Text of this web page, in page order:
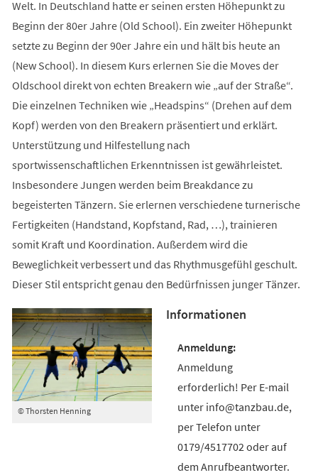
Welt. In Deutschland hatte er seinen ersten Höhepunkt zu
Beginn der 80er Jahre (Old School). Ein zweiter Höhepunkt
setzte zu Beginn der 90er Jahre ein und hält bis heute an
(New School). In diesem Kurs erlernen Sie die Moves der
Oldschool direkt von echten Breakern wie „auf der Straße“.
Die einzelnen Techniken wie „Headspins“ (Drehen auf dem
Kopf) werden von den Breakern präsentiert und erklärt.
Unterstützung und Hilfestellung nach
sportwissenschaftlichen Erkenntnissen ist gewährleistet.
Insbesondere Jungen werden beim Breakdance zu
begeisterten Tänzern. Sie erlernen verschiedene turnerische
Fertigkeiten (Handstand, Kopfstand, Rad, …), trainieren
somit Kraft und Koordination. Außerdem wird die
Beweglichkeit verbessert und das Rhythmusgefühl geschult.
Dieser Stil entspricht genau den Bedürfnissen junger Tänzer.
© Thorsten Henning
Informationen
Anmeldung
erforderlich! Per E-mail
unter info@tanzbau.de,
per Telefon unter
0179/4517702 oder auf
dem Anrufbeantworter.